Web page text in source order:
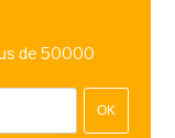
de 50000
OK